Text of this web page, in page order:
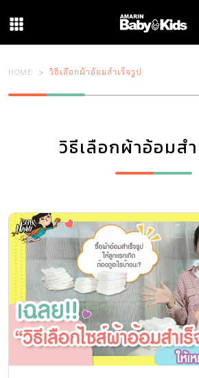
HOME วิธีเลือกผ้าอ้อมสําเร็จรูป
วิธีเลือกผ้าอ้อมสํ